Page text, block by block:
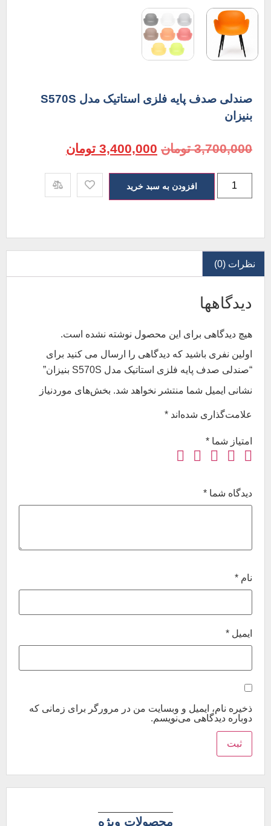
صندلی صدف پایه فلزی استاتیک مدل S570S
بنیزان
3,700,000 تومان 3,400,000 تومان
افزودن به سبد خرید
نظرات (0)
دیدگاهها
هیچ دیدگاهی برای این محصول نوشته نشده است.
اولین نفری باشید که دیدگاهی را ارسال می کنید برای
“صندلی صدف پایه فلزی استاتیک مدل S570S بنیزان”
نشانی ایمیل شما منتشر نخواهد شد. بخش‌های موردنیاز
علامت‌گذاری شده‌اند*
امتیاز شما*
دیدگاه شما*
نام*
ایمیل *
ذخیره نام، ایمیل و وبسایت من در مرورگر برای زمانی که
دوباره دیدگاهی می‌نویسم.
محصولات ویژه